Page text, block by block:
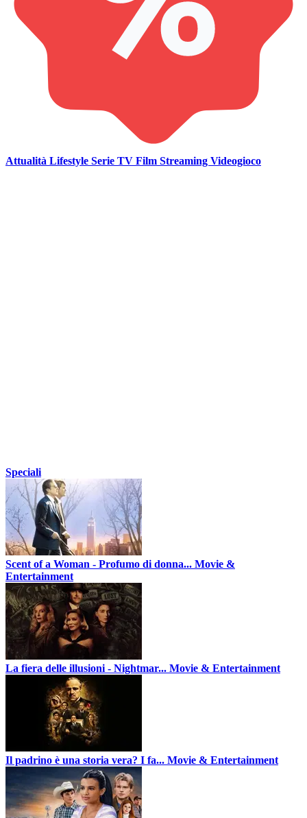
Attualità Lifestyle Serie TV Film Streaming Videogioco
Speciali
Scent of a Woman - Profumo di donna... Movie &
Entertainment
La fiera delle illusioni - Nightmar... Movie & Entertainment
Il padrino è una storia vera? I fa... Movie & Entertainment